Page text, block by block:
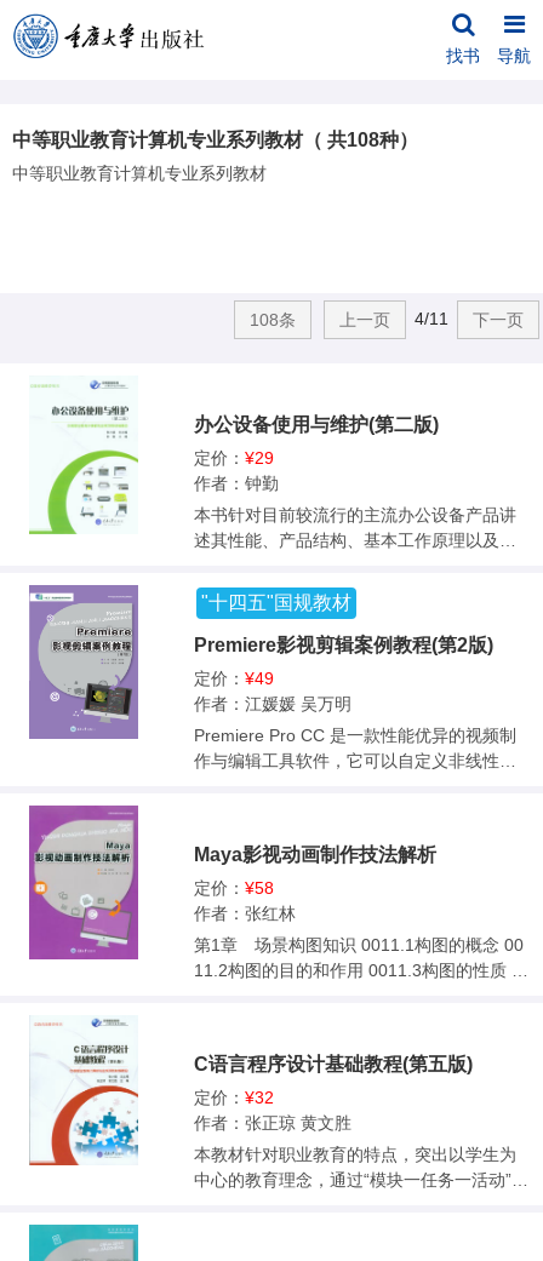
找书 导航
中等职业教育计算机专业系列教材（ 共108种）
中等职业教育计算机专业系列教材
108条 上一页 4/11 下一页
办公设备使用与维护(第二版)
定价： ¥29
作者：钟勤
本书针对目前较流行的主流办公设备产品讲
述其性能、产品结构、基本工作原理以及产
印机、扫描仪、传真机、静电复印机、光盘
刻录机、数码照相机、投影机、碎纸机、装
订机等的使用与维护。本书突出以实际操作
为主，在编写过程中，尽量做到简洁明了，
通俗易懂，步骤清晰，便于边学习边操作。
本书可作为中等职业学校计算机等相关专业
教材，也可供培训班和办公人员使用。由于
办公设备涉及面较广，学校可根据不同的需
"十四五"国规教材
Premiere影视剪辑案例教程(第2版)
定价： ¥49
作者：江媛媛 吴万明
Premiere Pro CC 是一款性能优异的视频制
作与编辑工具软件，它可以自定义非线性的
辑的流程及方法。全书分为7 个模块：初识Pr
emiere Pro CC、管理与编辑素材、影视创作
基础知识、字幕的处理与应用、动画特效的
制作、视频特效的处理与应用、音乐编辑合
成。 本书可作为职业院校数字媒体专业影视
Maya影视动画制作技法解析
定价： ¥58
作者：张红林
第1章 场景构图知识 0011.1构图的概念 00
11.2构图的目的和作用 0011.3构图的性质 00
作 0142.4场景的完成 016第3章 道具制作
的思路和流程 0193.1道具制作的思路和流程
0193.2道具制作的要点 0233.3道具制作的技
巧 028第4章 角色制作的思路和流程 0334.
1角色制作概述 0334.2角色制作的要点 042
C语言程序设计基础教程(第五版)
定价： ¥32
作者：张正琼 黄文胜
本教材针对职业教育的特点，突出以学生为
中心的教育理念，通过“模块一任务一活动”的